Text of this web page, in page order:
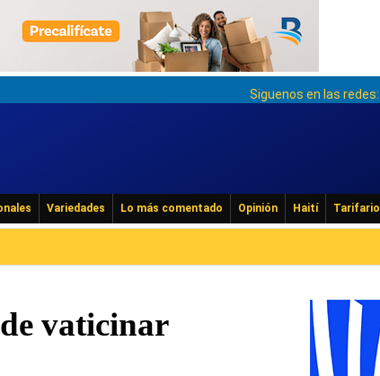
Siguenos en las redes:
Variedades Lo más comentado Opinión Haití Tarifario
vaticinar